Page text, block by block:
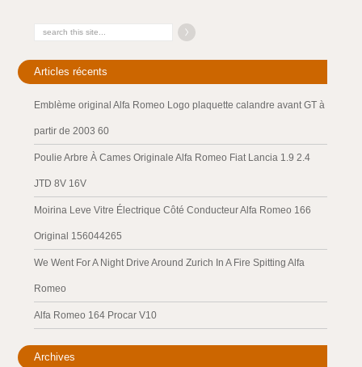
Articles récents
Emblème original Alfa Romeo Logo plaquette calandre avant GT à
partir de 2003 60
Poulie Arbre À Cames Originale Alfa Romeo Fiat Lancia 1.9 2.4
JTD 8V 16V
Moirina Leve Vitre Électrique Côté Conducteur Alfa Romeo 166
Original 156044265
We Went For A Night Drive Around Zurich In A Fire Spitting Alfa
Romeo
Alfa Romeo 164 Procar V10
Archives